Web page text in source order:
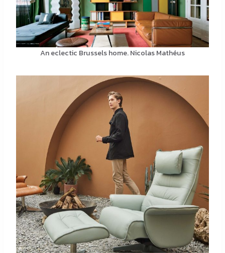
An eclectic Brussels home. Nicolas Mathéus